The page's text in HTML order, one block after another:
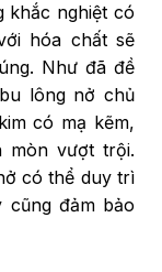
khắc nghiệt có
hóa chất sẽ
Như đã đề
lông nở chủ
có mạ kẽm,
mòn vượt trội.
có thể duy trì
cũng đảm bảo